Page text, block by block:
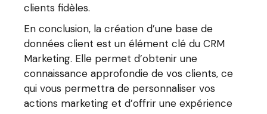
clients fidèles.
En conclusion, la création d’une base de
données client est un élément clé du CRM
Marketing. Elle permet d’obtenir une
connaissance approfondie de vos clients, ce
qui vous permettra de personnaliser vos
actions marketing et d’offrir une expérience